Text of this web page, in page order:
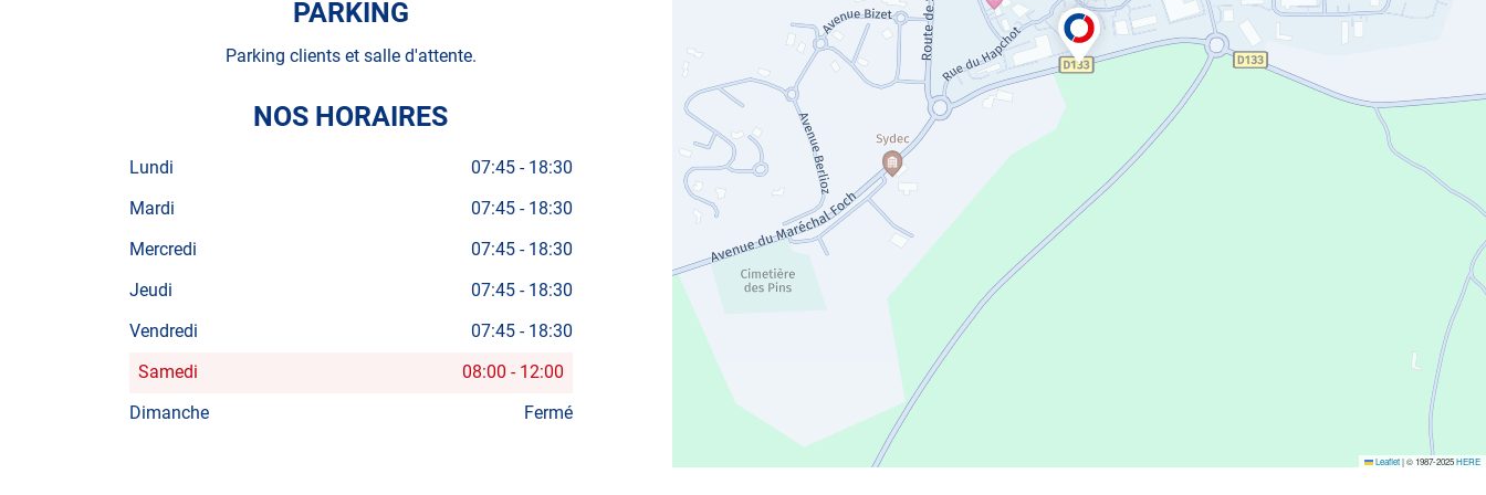
PARKING
Parking clients et salle d'attente.
NOS HORAIRES
Lundi 07:45 - 18:30
Mardi
07:45 - 18:30
Mercredi
07:45 - 18:30
Jeudi
07:45 - 18:30
Vendredi
07:45 - 18:30
Horaires
d'ouverture
Samedi 08:00 - 12:00
Dimanche
Fermé
Leaflet|© 1987-2025HERE